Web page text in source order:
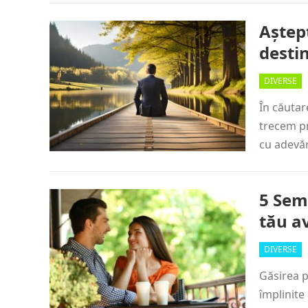
DIVERSE
În
trecem
cu
5
tău
DIVERSE
Găsirea
împlinite